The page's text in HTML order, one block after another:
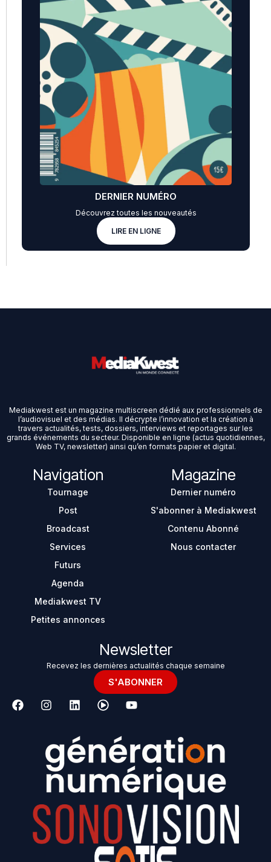
DERNIER NUMÉRO
Découvrez toutes les nouveautés
LIRE EN LIGNE
Mediakwest est un magazine multiscreen dédié aux professionnels de
l’audiovisuel et des médias. Il décrypte l’innovation et la création à
travers actualités, tests, dossiers, interviews et reportages sur les
grands événements du secteur. Disponible en ligne (actus quotidiennes,
Web TV, newsletter) ainsi qu’en formats papier et digital.
Navigation
Tournage
Post
Broadcast
Services
Futurs
Agenda
Mediakwest TV
Petites annonces
Magazine
Dernier numéro
S'abonner à Mediakwest
Contenu Abonné
Nous contacter
Newsletter
Recevez les dernières actualités chaque semaine
S'ABONNER